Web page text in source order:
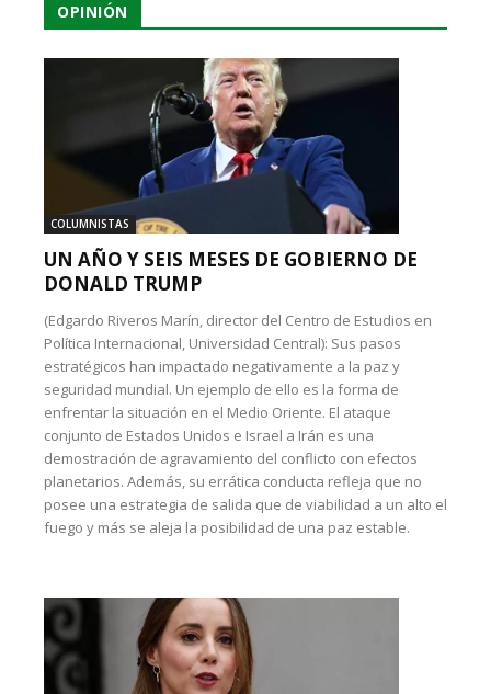
OPINIÓN
COLUMNISTAS
UN AÑO Y SEIS MESES DE GOBIERNO DE
DONALD TRUMP
(Edgardo Riveros Marín, director del Centro de Estudios en
Política Internacional, Universidad Central): Sus pasos
estratégicos han impactado negativamente a la paz y
seguridad mundial. Un ejemplo de ello es la forma de
enfrentar la situación en el Medio Oriente. El ataque
conjunto de Estados Unidos e Israel a Irán es una
demostración de agravamiento del conflicto con efectos
planetarios. Además, su errática conducta refleja que no
posee una estrategia de salida que de viabilidad a un alto el
fuego y más se aleja la posibilidad de una paz estable.